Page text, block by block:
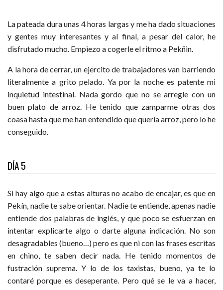
La pateada dura unas 4 horas largas y me ha dado situaciones
y gentes muy interesantes y al final, a pesar del calor, he
disfrutado mucho. Empiezo a cogerle el ritmo a Pekñin.
A la hora de cerrar, un ejercito de trabajadores van barriendo
literalmente a grito pelado. Ya por la noche es patente mi
inquietud intestinal. Nada gordo que no se arregle con un
buen plato de arroz. He tenido que zamparme otras dos
coasa hasta que me han entendido que quería arroz, pero lo he
conseguido.
DÍA 5
Si hay algo que a estas alturas no acabo de encajar, es que en
Pekín, nadie te sabe orientar. Nadie te entiende, apenas nadie
entiende dos palabras de inglés, y que poco se esfuerzan en
intentar explicarte algo o darte alguna indicación. No son
desagradables (bueno…) pero es que ni con las frases escritas
en chino, te saben decir nada. He tenido momentos de
fustración suprema. Y lo de los taxistas, bueno, ya te lo
contaré porque es deseperante. Pero qué se le va a hacer,